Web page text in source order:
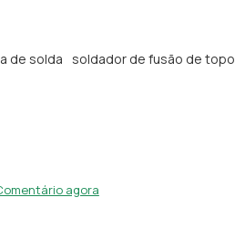
de solda soldador de fusão de topo
agora